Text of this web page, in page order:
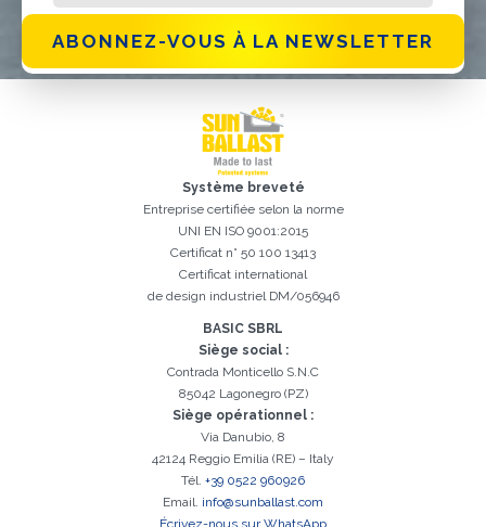
ABONNEZ-VOUS À LA NEWSLETTER
Le champ Prénom est obligatoire
Le champ Nom est obligatoire
Le champ Agence est obligatoire
Le champ Ville est obligatoire
Le champ Téléphone est obligatoire
Le champ E-mail est obligatoire
E-mail saisi invalide
Il est essentiel d'accepter la politique de confidentialité
Inscription réussi. Vérifiez votre boîte e-mail pour procéder à
Désolé, vous avez rencontré l'erreur suivante:
Système breveté
Entreprise certifiée selon la norme
UNI EN ISO 9001:2015
Certificat n° 50 100 13413
Certificat international
de design industriel DM/056946
BASIC SBRL
Siège social :
Contrada Monticello S.N.C
85042 Lagonegro (PZ)
Siège opérationnel :
Via Danubio, 8
42124 Reggio Emilia (RE) – Italy
Tél. +39 0522 960926
Email. info@sunballast.com
Écrivez-nous sur WhatsApp